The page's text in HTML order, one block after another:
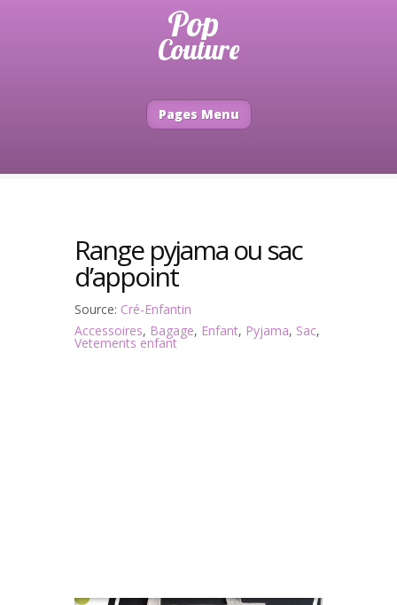
Pages Menu
Range pyjama ou sac
d’appoint
Source: Cré-Enfantin
Accessoires, Bagage, Enfant, Pyjama, Sac,
Vetements enfant